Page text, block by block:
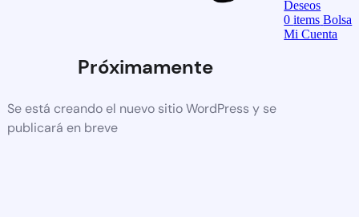
Próximamente
Se está creando el nuevo sitio WordPress y se
publicará en breve
Deseos
0items Bolsa
Mi Cuenta